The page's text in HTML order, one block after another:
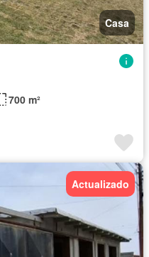
Casa
700 m²
Actualizado